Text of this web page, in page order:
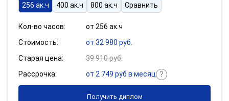
256 ак.ч
400 ак.ч 800 ак.ч Сравнить
Кол-во часов:
от 256 ак.ч
Стоимость:
от 32 980 руб.
Старая цена:
39 910 руб.
Рассрочка:
от 2 749 руб в месяц
Получить диплом